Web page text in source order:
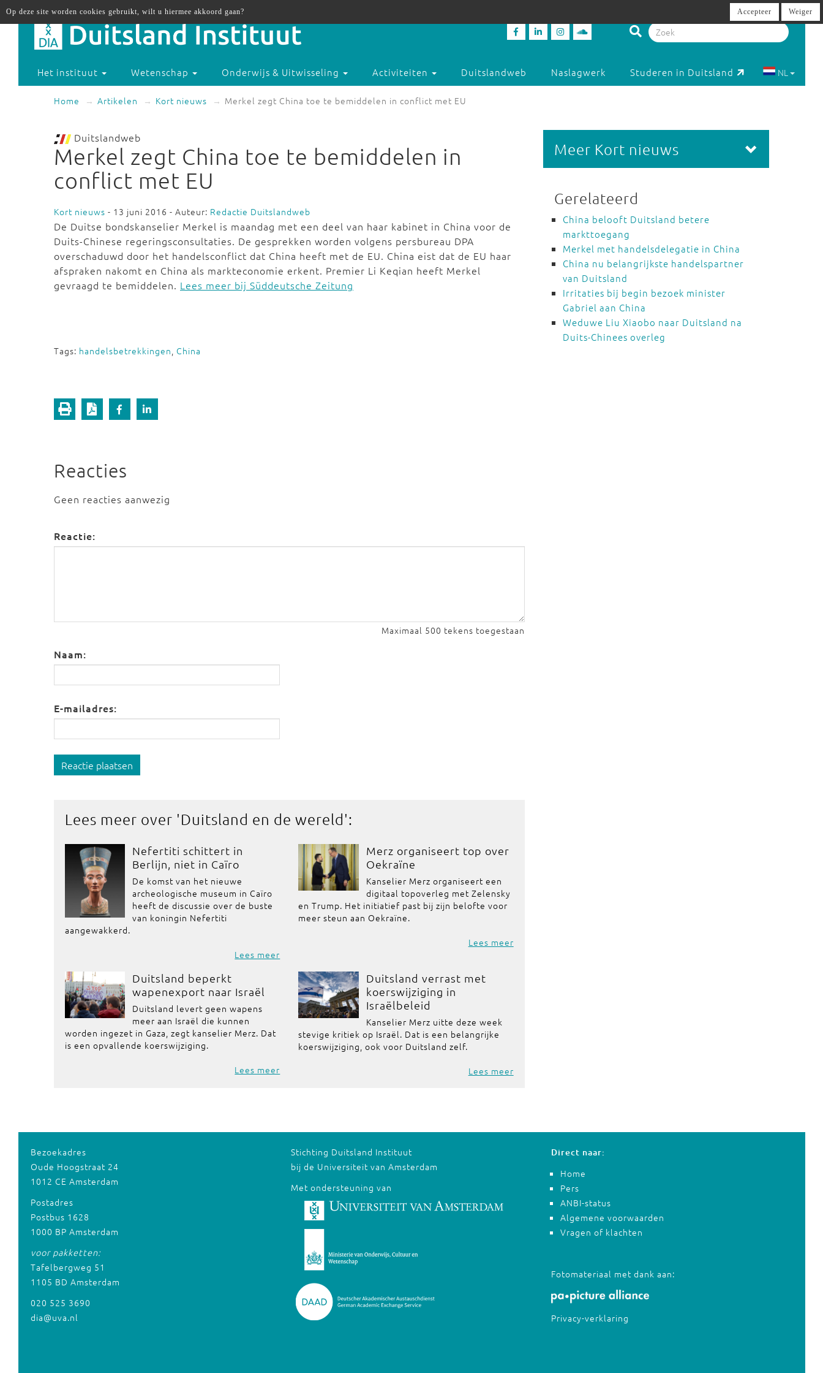
Het instituut Wetenschap Onderwijs & Uitwisseling Activiteiten Duitslandweb Naslagwerk Studeren in Duitsland NL
Home Artikelen Kort nieuws Merkel zegt China toe te bemiddelen in conflict met EU
Duitslandweb
Merkel zegt China toe te bemiddelen in
conflict met EU
Kort nieuws - 13 juni 2016 - Auteur: Redactie Duitslandweb
De Duitse bondskanselier Merkel is maandag met een deel van haar kabinet in China voor de
Duits-Chinese regeringsconsultaties. De gesprekken worden volgens persbureau DPA
overschaduwd door het handelsconflict dat China heeft met de EU. China eist dat de EU haar
afspraken nakomt en China als markteconomie erkent. Premier Li Keqian heeft Merkel
gevraagd te bemiddelen. Lees meer bij Süddeutsche Zeitung
Tags: handelsbetrekkingen, China
Reacties
Geen reacties aanwezig
Reactie:
Maximaal 500 tekens toegestaan
Naam:
E-mailadres:
Reactie plaatsen
Lees meer over 'Duitsland en de wereld':
Nefertiti schittert in
Berlijn, niet in Caïro
De komst van het nieuwe
archeologische museum in Caïro
heeft de discussie over de buste
van koningin Nefertiti
aangewakkerd.
Lees meer
Merz organiseert top over
Oekraïne
Kanselier Merz organiseert een
digitaal topoverleg met Zelensky
en Trump. Het initiatief past bij zijn belofte voor
meer steun aan Oekraïne.
Lees meer
Duitsland beperkt
wapenexport naar Israël
Duitsland levert geen wapens
meer aan Israël die kunnen
worden ingezet in Gaza, zegt kanselier Merz. Dat
is een opvallende koerswijziging.
Lees meer
Duitsland verrast met
koerswijziging in
Israëlbeleid
Kanselier Merz uitte deze week
stevige kritiek op Israël. Dat is een belangrijke
koerswijziging, ook voor Duitsland zelf.
Lees meer
Meer Kort nieuws
Gerelateerd
China belooft Duitsland betere
markttoegang
Merkel met handelsdelegatie in China
China nu belangrijkste handelspartner
van Duitsland
Irritaties bij begin bezoek minister
Gabriel aan China
Weduwe Liu Xiaobo naar Duitsland na
Duits-Chinees overleg
Bezoekadres
Oude Hoogstraat 24
1012 CE Amsterdam
Postadres
Postbus 1628
1000 BP Amsterdam
voor pakketten:
Tafelbergweg 51
1105 BD Amsterdam
020 525 3690
dia@uva.nl
Stichting Duitsland Instituut
bij de Universiteit van Amsterdam
Met ondersteuning van
Direct naar:
Home
Pers
ANBI-status
Algemene voorwaarden
Vragen of klachten
Fotomateriaal met dank aan:
Privacy-verklaring
Op deze site worden cookies gebruikt, wilt u hiermee akkoord gaan? Accepteer Weiger